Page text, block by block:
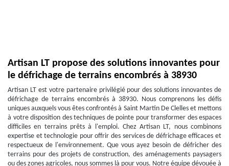
Artisan LT propose des solutions innovantes pour
le défrichage de terrains encombrés à 38930
Artisan LT est votre partenaire privilégié pour des solutions innovantes de
défrichage de terrains encombrés à 38930. Nous comprenons les défis
uniques auxquels vous êtes confrontés à Saint Martin De Clelles et mettons
à votre disposition des techniques de pointe pour transformer des espaces
difficiles en terrains prêts à l'emploi. Chez Artisan LT, nous combinons
expertise et technologie pour offrir des services de défrichage efficaces et
respectueux de l'environnement. Que vous ayez besoin de défricher des
terrains pour des projets de construction, des aménagements paysagers
ou des zones agricoles, nous sommes là pour vous. Notre équipe dévouée à